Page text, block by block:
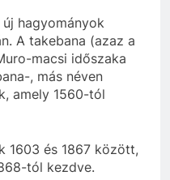
hagyományok
A takebana (azaz a
macsi időszaka
, más néven
amely 1560-tól
1603 és 1867 között,
tól kezdve.